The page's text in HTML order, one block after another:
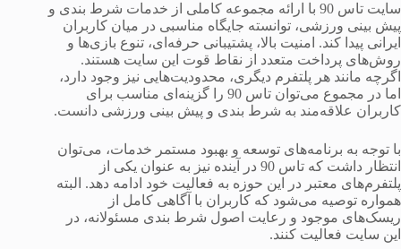
سایت تاس 90 با ارائه مجموعه کاملی از خدمات شرط بندی و
پیش بینی ورزشی، توانسته جایگاه مناسبی در میان کاربران
ایرانی پیدا کند. امنیت بالا، پشتیبانی حرفه‌ای، تنوع بازی‌ها و
روش‌های پرداخت متعدد از نقاط قوت این سایت هستند.
اگرچه مانند هر پلتفرم دیگری، محدودیت‌هایی نیز وجود دارد،
اما در مجموع می‌توان تاس 90 را گزینه‌ای مناسب برای
کاربران علاقه‌مند به شرط بندی و پیش بینی ورزشی دانست.
با توجه به برنامه‌های توسعه و بهبود مستمر خدمات، می‌توان
انتظار داشت که تاس 90 در آینده نیز به عنوان یکی از
پلتفرم‌های معتبر در این حوزه به فعالیت خود ادامه دهد. البته
همواره توصیه می‌شود که کاربران با آگاهی کامل از
ریسک‌های موجود و رعایت اصول شرط بندی مسئولانه، در
این سایت فعالیت کنند.